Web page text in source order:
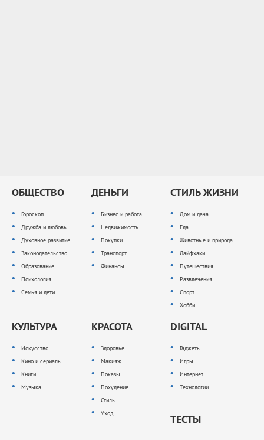
ОБЩЕСТВО
Гороскоп
Дружба и любовь
Духовное развитие
Законодательство
Образование
Психология
Семья и дети
ДЕНЬГИ
Бизнес и работа
Недвижимость
Покупки
Транспорт
Финансы
СТИЛЬ ЖИЗНИ
Дом и дача
Еда
Животные и природа
Лайфхаки
Путешествия
Развлечения
Спорт
Хобби
КУЛЬТУРА
Искусство
Кино и сериалы
Книги
Музыка
КРАСОТА
Здоровье
Макияж
Показы
Похудение
Стиль
Уход
DIGITAL
Гаджеты
Игры
Интернет
Технологии
ТЕСТЫ